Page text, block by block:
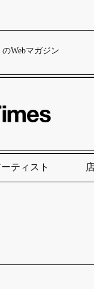
Webマガジン
ティスト